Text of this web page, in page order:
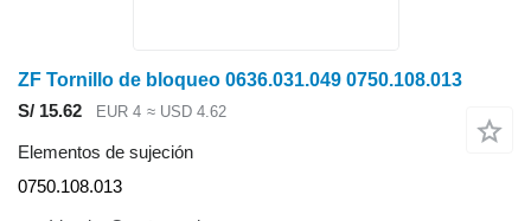
ZF Tornillo de bloqueo 0636.031.049 0750.108.013
S/ 15.62
EUR 4 ≈ USD 4.62
Elementos de sujeción
0750.108.013